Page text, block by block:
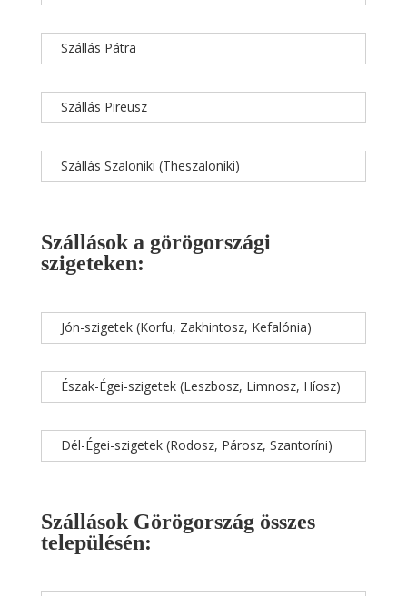
Szállás Pátra
Szállás Pireusz
Szállás Szaloniki (Theszaloníki)
Szállások a görögországi
szigeteken:
Jón-szigetek (Korfu, Zakhintosz, Kefalónia)
Észak-Égei-szigetek (Leszbosz, Limnosz, Híosz)
Dél-Égei-szigetek (Rodosz, Párosz, Szantoríni)
Szállások Görögország összes
településén: